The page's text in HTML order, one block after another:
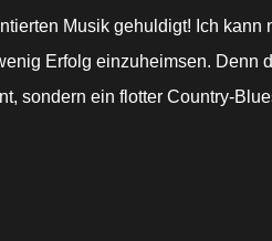
Musik gehuldigt! Ich
Erfolg einzuheimsen. Denn
sondern ein flotter Country-